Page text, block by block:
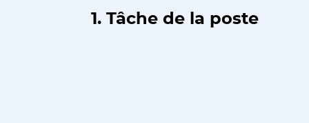
1. Tâche de la poste